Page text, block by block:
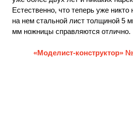
Естественно, что теперь уже никто
на нем стальной лист толщиной 5
мм ножницы справляются отлично.
«Моделист-конструктор» №